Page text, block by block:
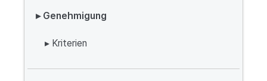
▸ Genehmigung
▸ Kriterien